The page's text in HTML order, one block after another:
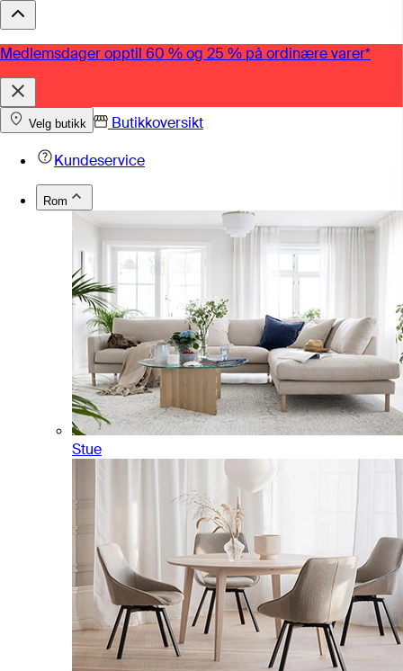
Medlemsdager opptil 60 % og 25 % på ordinære varer*
Velg butikk
Butikkoversikt
Kundeservice
Rom
Stue